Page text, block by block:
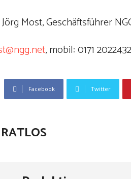
Geschäftsführer
, mobil: 0171 2022432
Facebook Twitter